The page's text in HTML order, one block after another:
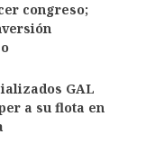
congreso;
GAL
a su flota en